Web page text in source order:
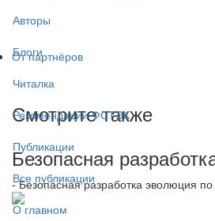
Авторы
Блоги
Читалка
Рекомендации ФСТЭК
Публикации
Все публикации
О главном
От партнёров
Смотрите также
Безопасная
- Безопасная разработка эволюция